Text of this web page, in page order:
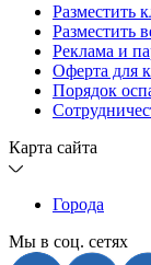
Разместить
Разместить
Реклама и
Оферта для
Порядок
Карта сайта
Города
Мы в соц. сетях